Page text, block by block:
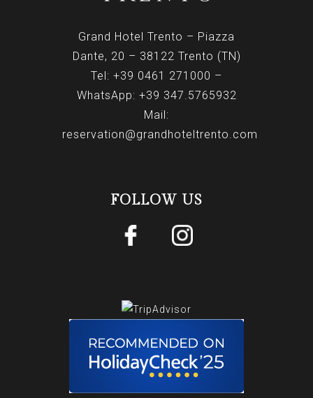
Grand Hotel Trento – Piazza
Dante, 20 – 38122 Trento (TN)
Tel: +39 0461 271000 –
WhatsApp: +39 347.5765932
Mail:
reservation@grandhoteltrento.com
FOLLOW US